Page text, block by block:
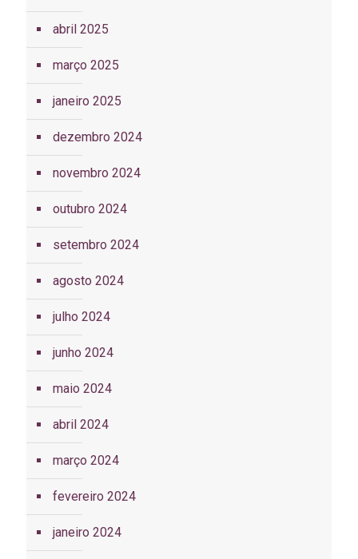
abril 2025
março 2025
janeiro 2025
dezembro 2024
novembro 2024
outubro 2024
setembro 2024
agosto 2024
julho 2024
junho 2024
maio 2024
abril 2024
março 2024
fevereiro 2024
janeiro 2024